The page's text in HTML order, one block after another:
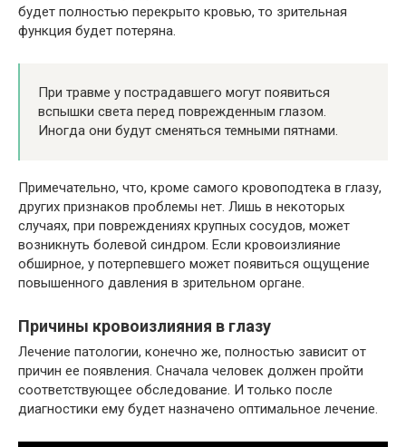
будет полностью перекрыто кровью, то зрительная
функция будет потеряна.
При травме у пострадавшего могут появиться
вспышки света перед поврежденным глазом.
Иногда они будут сменяться темными пятнами.
Примечательно, что, кроме самого кровоподтека в глазу,
других признаков проблемы нет. Лишь в некоторых
случаях, при повреждениях крупных сосудов, может
возникнуть болевой синдром. Если кровоизлияние
обширное, у потерпевшего может появиться ощущение
повышенного давления в зрительном органе.
Причины кровоизлияния в глазу
Лечение патологии, конечно же, полностью зависит от
причин ее появления. Сначала человек должен пройти
соответствующее обследование. И только после
диагностики ему будет назначено оптимальное лечение.